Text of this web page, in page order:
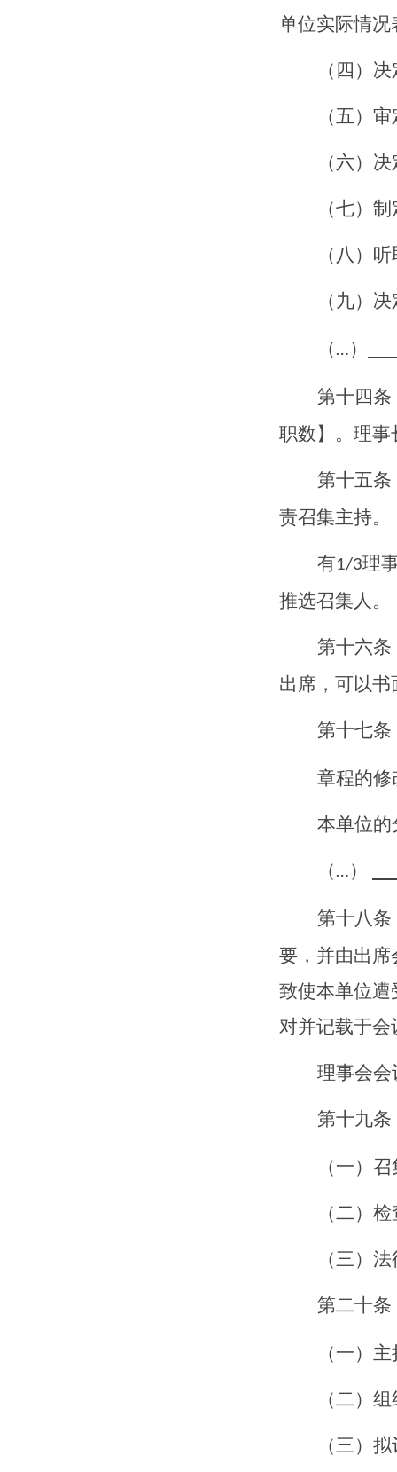
单位实际情况
（四）
（五）
（六）
（七）
（八）
（九）
（…）
第十四条
职数】。理
第十五条
责召集主持。
有1/3理
推选召集人。
第十六条
出席，可以
第十七条
章程的修
本单位的
（…）
第十八条
要，并由出席
致使本单位遭
对并记载于会
理事会会
第十九条
（一）
（二）
（三）
第二十条
（一）
（二）
（三）